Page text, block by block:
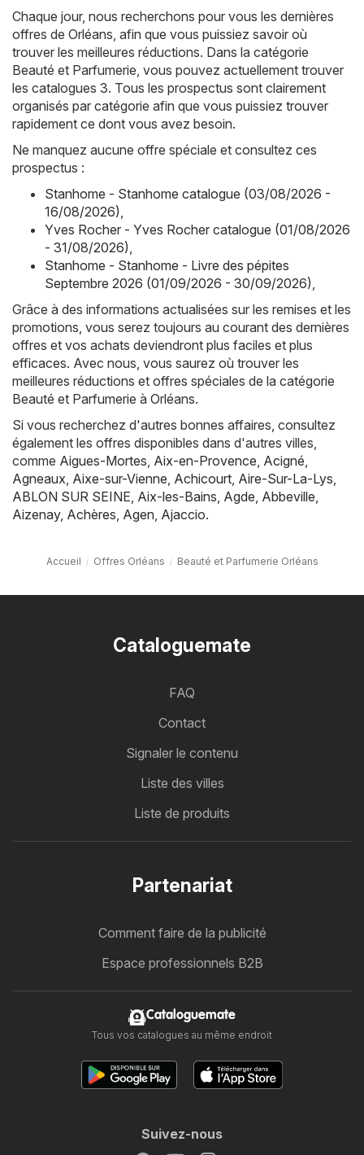
Chaque jour, nous recherchons pour vous les dernières
offres de Orléans, afin que vous puissiez savoir où
trouver les meilleures réductions. Dans la catégorie
Beauté et Parfumerie, vous pouvez actuellement trouver
les catalogues 3. Tous les prospectus sont clairement
organisés par catégorie afin que vous puissiez trouver
rapidement ce dont vous avez besoin.
Ne manquez aucune offre spéciale et consultez ces
prospectus :
Stanhome - Stanhome catalogue (03/08/2026 -
16/08/2026),
Yves Rocher - Yves Rocher catalogue (01/08/2026
- 31/08/2026),
Stanhome - Stanhome - Livre des pépites
Septembre 2026 (01/09/2026 - 30/09/2026),
Grâce à des informations actualisées sur les remises et les
promotions, vous serez toujours au courant des dernières
offres et vos achats deviendront plus faciles et plus
efficaces. Avec nous, vous saurez où trouver les
meilleures réductions et offres spéciales de la catégorie
Beauté et Parfumerie à Orléans.
Si vous recherchez d'autres bonnes affaires, consultez
également les offres disponibles dans d'autres villes,
comme Aigues-Mortes, Aix-en-Provence, Acigné,
Agneaux, Aixe-sur-Vienne, Achicourt, Aire-Sur-La-Lys,
ABLON SUR SEINE, Aix-les-Bains, Agde, Abbeville,
Aizenay, Achères, Agen, Ajaccio.
Accueil Offres Orléans Beauté et Parfumerie Orléans
Cataloguemate
FAQ
Contact
Signaler le contenu
Liste des villes
Liste de produits
Partenariat
Comment faire de la publicité
Espace professionnels B2B
Cataloguemate
Tous vos catalogues au même endroit
Suivez-nous